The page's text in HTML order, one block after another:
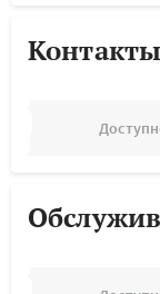
Контакты